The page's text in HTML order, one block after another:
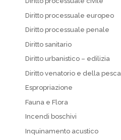
Diritto processuale europeo
Diritto processuale penale
Diritto sanitario
Diritto urbanistico – edilizia
Diritto venatorio e della pesca
Espropriazione
Fauna e Flora
Incendi boschivi
Inquinamento acustico